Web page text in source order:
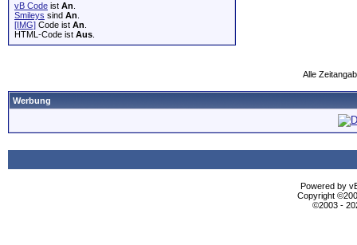
vB Code ist An
Smileys sind An
[IMG] Code ist An
HTML-Code ist Aus
Alle
Werbung
Powered by
Copyright
©2003 -